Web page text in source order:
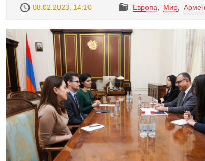
08.02.2023, 14:10 Европа Mир